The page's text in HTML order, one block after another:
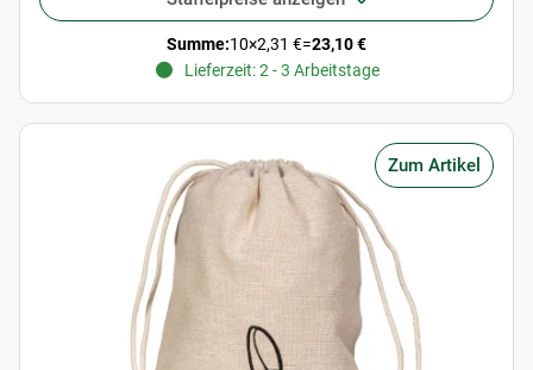
Summe:10×2,31 €=23,10 €
Lieferzeit: 2 - 3 Arbeitstage
Zum Artikel